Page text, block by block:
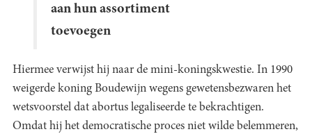
aan hun assortiment
toevoegen
Hiermee verwijst hij naar de mini-koningskwestie. In 1990
weigerde koning Boudewijn wegens gewetensbezwaren het
wetsvoorstel dat abortus legaliseerde te bekrachtigen.
Omdat hij het democratische proces niet wilde belemmeren,